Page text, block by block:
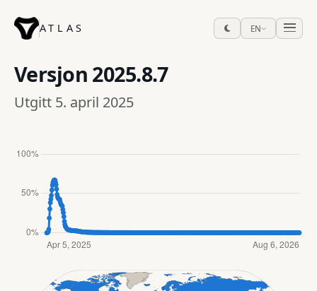
ATLAS EN
Versjon 2025.8.7
Utgitt 5. april 2025